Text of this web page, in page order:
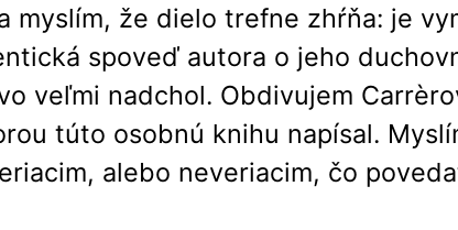
myslím, že dielo trefne zhŕňa: je
spoveď autora o jeho
veľmi nadchol. Obdivujem
túto osobnú knihu napísal.
alebo neveriacim, čo